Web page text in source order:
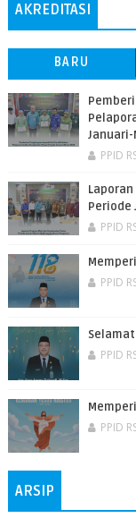
AKREDITASI
BARU
PPID
Periode
PPID
PPID
Selamat
PPID
PPID
ARSIP